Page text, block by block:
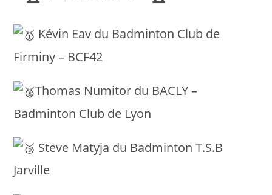
Kévin Eav du Badminton Club de
Firminy – BCF42
Thomas Numitor du BACLY –
Badminton Club de Lyon
Steve Matyja du Badminton T.S.B
Jarville